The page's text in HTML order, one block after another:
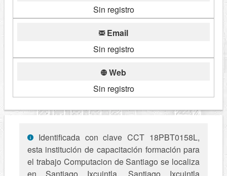
Sin registro
Email
Sin registro
Web
Sin registro
Identificada con clave CCT 18PBT0158L,
esta institución de capacitación formación para
el trabajo Computacion de Santiago se localiza